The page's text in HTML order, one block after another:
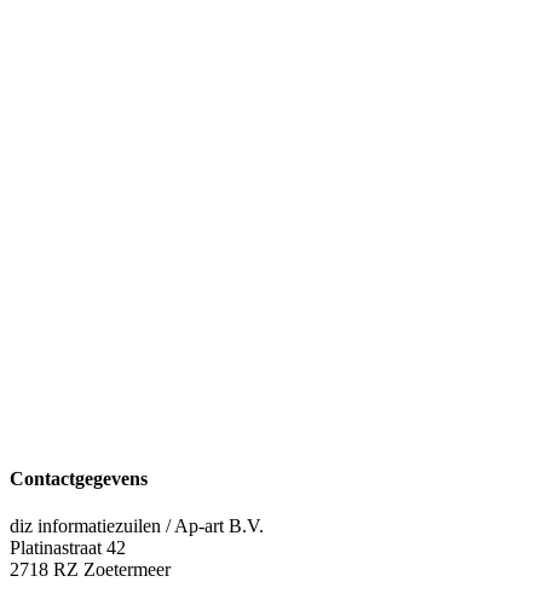
Contactgegevens
diz informatiezuilen / Ap-art B.V.
Platinastraat 42
2718 RZ Zoetermeer